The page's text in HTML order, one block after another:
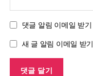
댓글 알림 이메일 받기
새 글 알림 이메일 받기